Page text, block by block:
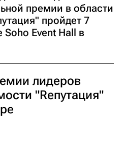
премии в области
пройдет 7
Event Hall в
лидеров
"Rепутация"